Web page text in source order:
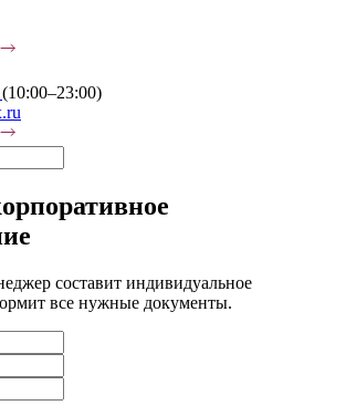
(10:00–23:00)
составит индивидуальное
все нужные документы.